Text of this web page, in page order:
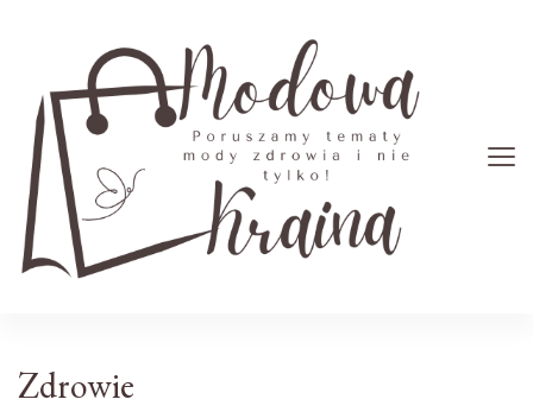
Zdrowie